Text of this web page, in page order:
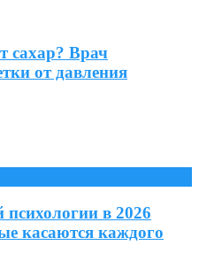
сахар? Врач
от давления
в 2026
касаются каждого